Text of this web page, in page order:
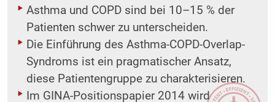
Asthma und COPD sind bei 10–15 % der
Patienten schwer zu unterscheiden.
Die Einführung des Asthma-COPD-Overlap-
Syndroms ist ein pragmatischer Ansatz,
diese Patientengruppe zu charakterisieren.
Im GINA-Positionspapier 2014 wird